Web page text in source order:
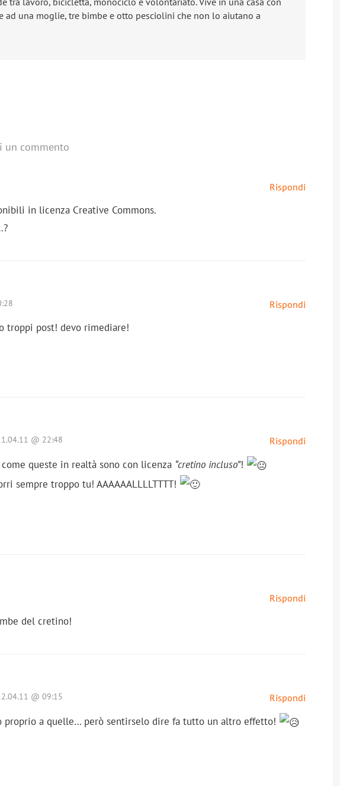
ad una moglie, tre bimbe e otto pesciolini che non lo aiutano a
un commento
Rispondi
in licenza Creative Commons.
Rispondi
troppi post! devo rimediare!
Rispondi
@ 22:48
queste in realtà sono con licenza “cretino incluso”!
sempre troppo tu! AAAAAALLLLTTTT!
Rispondi
del cretino!
Rispondi
@ 09:15
proprio a quelle… però sentirselo dire fa tutto un altro effetto!